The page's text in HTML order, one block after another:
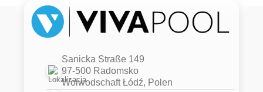
Sanicka Straße 149
97-500 Radomsko
Woiwodschaft Łódź, Polen